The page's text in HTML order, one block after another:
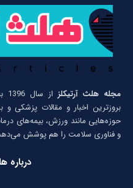
مجله هلث آرتیکلز
بروزترین اخبار و مقالات پزشکی
حوزه‌هایی مانند ورزش، بیمه‌های
و فناوری سلامت را هم پوشش
درباره